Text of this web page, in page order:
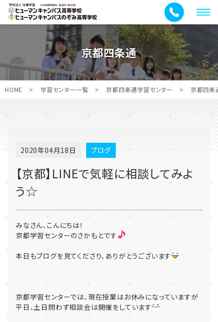
メ
ニ
ュ
ー
京都四条通
HOME > 学習センター一覧 > 京都四条通学習センター > 京都四条
2020年04月18日 ブログ
【京都】LINEで気軽に相談してみよ
う☆
みなさん、こんにちは！
京都学習センターのさかもとです
本日もブログを見てくださり、ありがとうございます
京都学習センターでは、現在授業はお休みになっていますが
平日、土日問わず相談会は開催をしています